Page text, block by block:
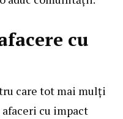
cu
care tot mai mulți
cu impact